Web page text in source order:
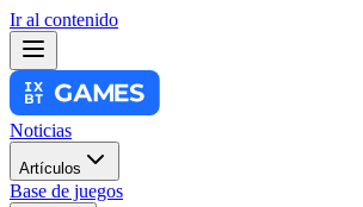
Ir al contenido
Noticias
Artículos
Base de juegos